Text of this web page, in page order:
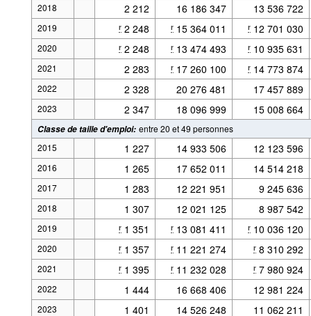
2018 2 212 16 186 347 13 536 722
2019 r 2 248 r 15 364 011 r 12 701 030
2020 r 2 248 r 13 474 493 r 10 935 631
2021 2 283 r 17 260 100 r 14 773 874
2022 2 328 20 276 481 17 457 889
2023 2 347 18 096 999 15 008 664
Classe de taille d'emploi: entre 20 et 49 personnes
2015
1 227 14 933 506 12 123 596
2016 1 265 17 652 011 14 514 218
2017 1 283 12 221 951 9 245 636
2018 1 307 12 021 125 8 987 542
2019 r 1 351 r 13 081 411 r 10 036 120
2020 r 1 357 r 11 221 274 r 8 310 292
2021 r 1 395 r 11 232 028 r 7 980 924
2022 1 444 16 668 406 12 981 224
2023 1 401 14 526 248 11 062 211